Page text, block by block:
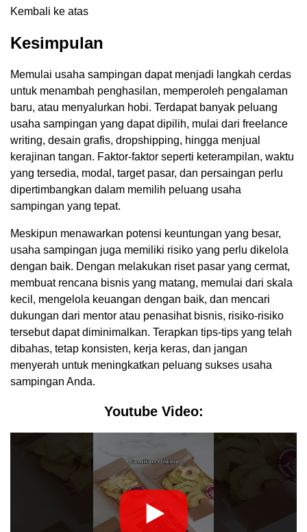
Kembali ke atas
Kesimpulan
Memulai usaha sampingan dapat menjadi langkah cerdas
untuk menambah penghasilan, memperoleh pengalaman
baru, atau menyalurkan hobi. Terdapat banyak peluang
usaha sampingan yang dapat dipilih, mulai dari freelance
writing, desain grafis, dropshipping, hingga menjual
kerajinan tangan. Faktor-faktor seperti keterampilan, waktu
yang tersedia, modal, target pasar, dan persaingan perlu
dipertimbangkan dalam memilih peluang usaha
sampingan yang tepat.
Meskipun menawarkan potensi keuntungan yang besar,
usaha sampingan juga memiliki risiko yang perlu dikelola
dengan baik. Dengan melakukan riset pasar yang cermat,
membuat rencana bisnis yang matang, memulai dari skala
kecil, mengelola keuangan dengan baik, dan mencari
dukungan dari mentor atau penasihat bisnis, risiko-risiko
tersebut dapat diminimalkan. Terapkan tips-tips yang telah
dibahas, tetap konsisten, kerja keras, dan jangan
menyerah untuk meningkatkan peluang sukses usaha
sampingan Anda.
Youtube Video: